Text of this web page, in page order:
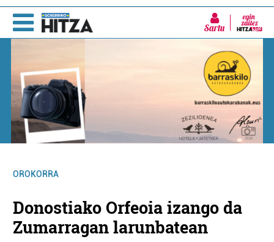
Sartu
OROKORRA
Donostiako Orfeoia izango da
Zumarragan larunbatean